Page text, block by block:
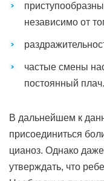
независимо от
частые смены
постоянный плач.
В дальнейшем к
присоединиться
цианоз. Однако
утверждать, что